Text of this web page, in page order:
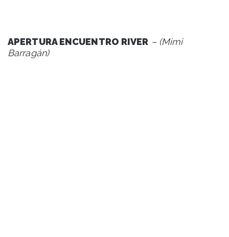
APERTURA ENCUENTRO RIVER – (Mimi
Barragán)